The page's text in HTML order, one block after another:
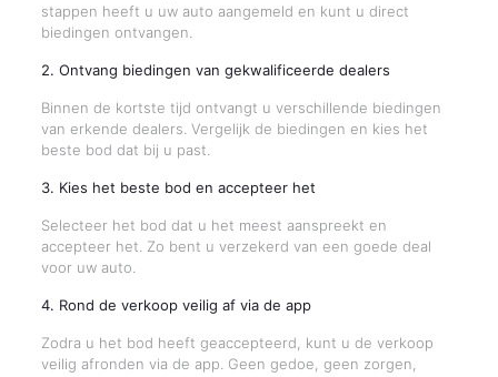
stappen heeft u uw auto aangemeld en kunt u direct
biedingen ontvangen.
2. Ontvang biedingen van gekwalificeerde dealers
Binnen de kortste tijd ontvangt u verschillende biedingen
van erkende dealers. Vergelijk de biedingen en kies het
beste bod dat bij u past.
3. Kies het beste bod en accepteer het
Selecteer het bod dat u het meest aanspreekt en
accepteer het. Zo bent u verzekerd van een goede deal
voor uw auto.
4. Rond de verkoop veilig af via de app
Zodra u het bod heeft geaccepteerd, kunt u de verkoop
veilig afronden via de app. Geen gedoe, geen zorgen,